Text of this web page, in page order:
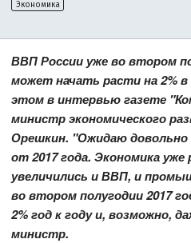
Экономика
ВВП России уже во втором
может начать расти на 2%
этом в интервью газете
министр экономического
Орешкин. "Ожидаю довольно
от 2017 года. Экономика
увеличились и ВВП, и
во втором полугодии 2017
2% год к году и, возможно,
министр.